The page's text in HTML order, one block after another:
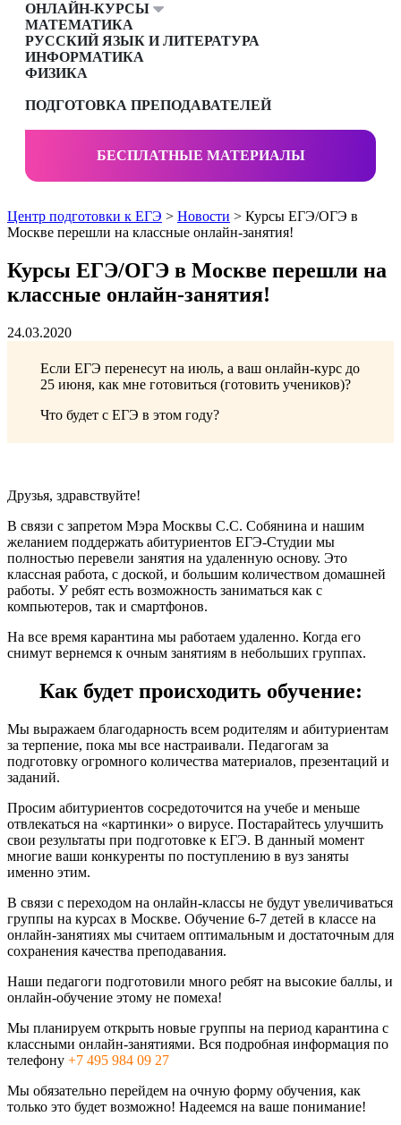
ОНЛАЙН-КУРСЫ
МАТЕМАТИКА
РУССКИЙ ЯЗЫК И ЛИТЕРАТУРА
ИНФОРМАТИКА
ФИЗИКА
ПОДГОТОВКА ПРЕПОДАВАТЕЛЕЙ
БЕСПЛАТНЫЕ МАТЕРИАЛЫ
Центр подготовки к ЕГЭ > Новости > Курсы ЕГЭ/ОГЭ в
Москве перешли на классные онлайн-занятия!
Курсы ЕГЭ/ОГЭ в Москве перешли на
классные онлайн-занятия!
24.03.2020
Если ЕГЭ перенесут на июль, а ваш онлайн-курс до
25 июня, как мне готовиться (готовить учеников)?
Что будет с ЕГЭ в этом году?
Друзья, здравствуйте!
В связи с запретом Мэра Москвы С.С. Собянина и нашим
желанием поддержать абитуриентов ЕГЭ-Студии мы
полностью перевели занятия на удаленную основу. Это
классная работа, с доской, и большим количеством домашней
работы. У ребят есть возможность заниматься как с
компьютеров, так и смартфонов.
На все время карантина мы работаем удаленно. Когда его
снимут вернемся к очным занятиям в небольших группах.
Как будет происходить обучение:
Мы выражаем благодарность всем родителям и абитуриентам
за терпение, пока мы все настраивали. Педагогам за
подготовку огромного количества материалов, презентаций и
заданий.
Просим абитуриентов сосредоточится на учебе и меньше
отвлекаться на «картинки» о вирусе. Постарайтесь улучшить
свои результаты при подготовке к ЕГЭ. В данный момент
многие ваши конкуренты по поступлению в вуз заняты
именно этим.
В связи с переходом на онлайн-классы не будут увеличиваться
группы на курсах в Москве. Обучение 6-7 детей в классе на
онлайн-занятиях мы считаем оптимальным и достаточным для
сохранения качества преподавания.
Наши педагоги подготовили много ребят на высокие баллы, и
онлайн-обучение этому не помеха!
Мы планируем открыть новые группы на период карантина с
классными онлайн-занятиями. Вся подробная информация по
телефону +7 495 984 09 27
Мы обязательно перейдем на очную форму обучения, как
только это будет возможно! Надеемся на ваше понимание!